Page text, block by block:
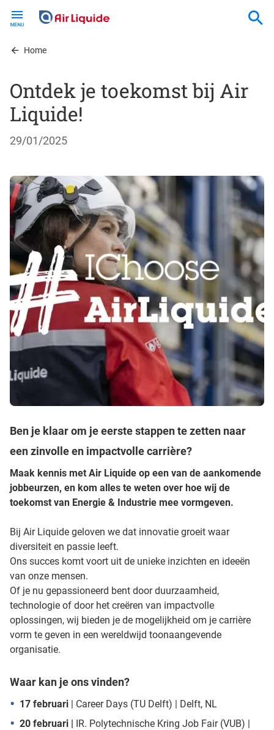
contentHome
Ontdek je toekomst bij Air
Liquide!
29/01/2025
Ben je klaar om je eerste stappen te zetten naar
een zinvolle en impactvolle carrière?
Maak kennis met Air Liquide op een van de aankomende
jobbeurzen, en kom alles te weten over hoe wij de
toekomst van Energie & Industrie mee vormgeven.
Bij Air Liquide geloven we dat innovatie groeit waar
diversiteit en passie leeft.
Ons succes komt voort uit de unieke inzichten en ideeën
van onze mensen.
Of je nu gepassioneerd bent door duurzaamheid,
technologie of door het creëren van impactvolle
oplossingen, wij bieden je de mogelijkheid om je carrière
vorm te geven in een wereldwijd toonaangevende
organisatie.
Waar kan je ons vinden?
17 februari | Career Days (TU Delft) | Delft, NL
20 februari | IR. Polytechnische Kring Job Fair (VUB) |